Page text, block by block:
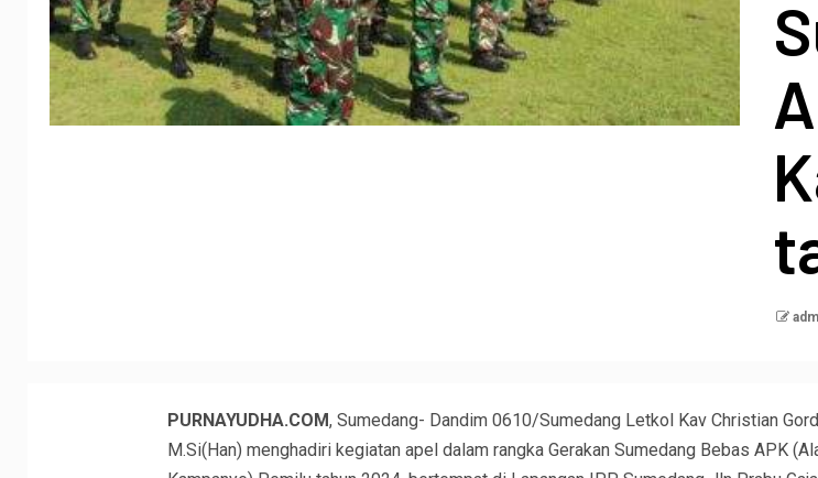
PURNAYUDHA.COM, Sumedang- Dandim 0610/Sumedang Letkol Kav Christian
M.Si(Han) menghadiri kegiatan apel dalam rangka Gerakan Sumedang Bebas APK